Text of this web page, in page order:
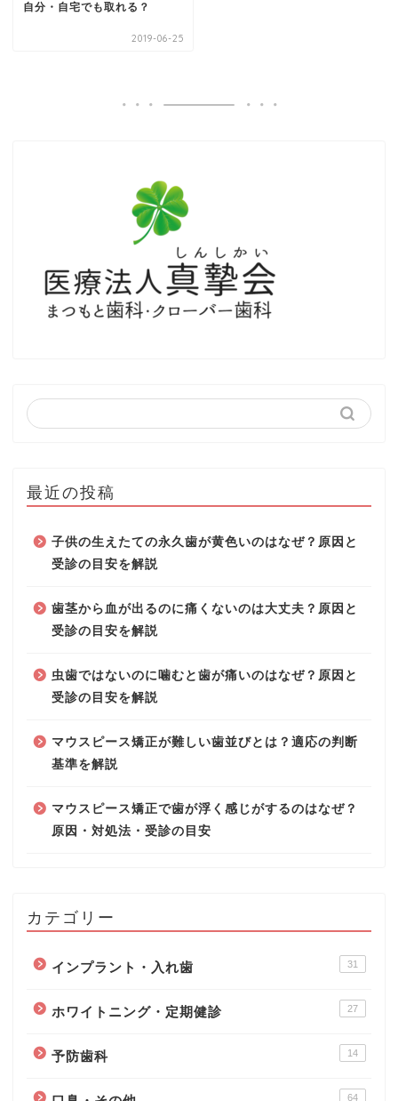
自分・自宅でも取れる？
2019-06-25
最近の投稿
子供の生えたての永久歯が黄色いのはなぜ？原因と
受診の目安を解説
歯茎から血が出るのに痛くないのは大丈夫？原因と
受診の目安を解説
虫歯ではないのに噛むと歯が痛いのはなぜ？原因と
受診の目安を解説
マウスピース矯正が難しい歯並びとは？適応の判断
基準を解説
マウスピース矯正で歯が浮く感じがするのはなぜ？
原因・対処法・受診の目安
カテゴリー
インプラント・入れ歯 31
ホワイトニング・定期健診 27
予防歯科 14
64